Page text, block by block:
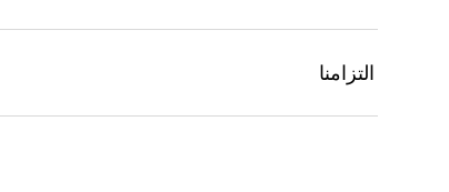
التزامنا